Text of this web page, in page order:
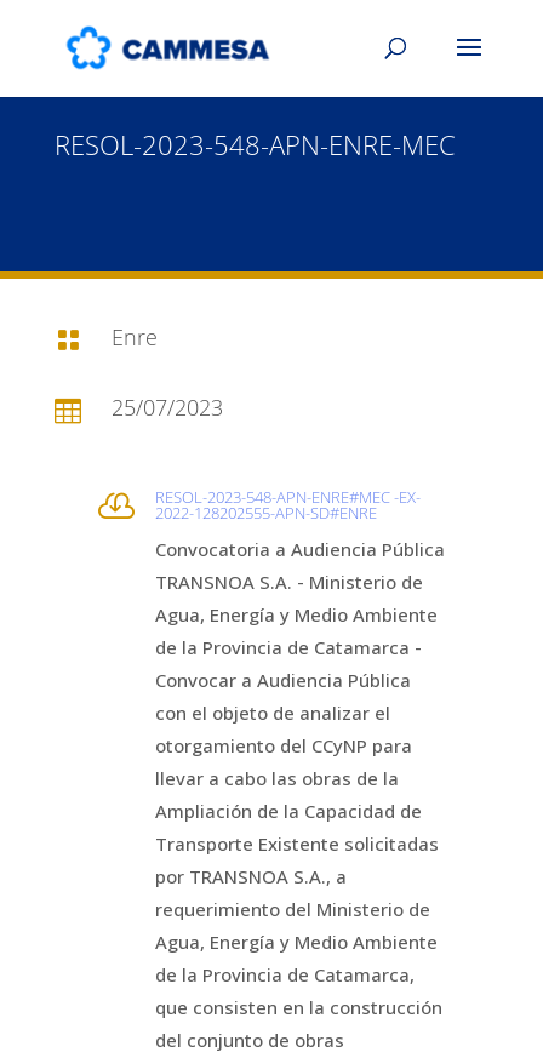
RESOL-2023-548-APN-ENRE-MEC
 Enre
 25/07/2023
 RESOL-2023-548-APN-ENRE#MEC -EX-
2022-128202555-APN-SD#ENRE
Convocatoria a Audiencia Pública
TRANSNOA S.A. - Ministerio de
Agua, Energía y Medio Ambiente
de la Provincia de Catamarca -
Convocar a Audiencia Pública
con el objeto de analizar el
otorgamiento del CCyNP para
llevar a cabo las obras de la
Ampliación de la Capacidad de
Transporte Existente solicitadas
por TRANSNOA S.A., a
requerimiento del Ministerio de
Agua, Energía y Medio Ambiente
de la Provincia de Catamarca,
que consisten en la construcción
del conjunto de obras